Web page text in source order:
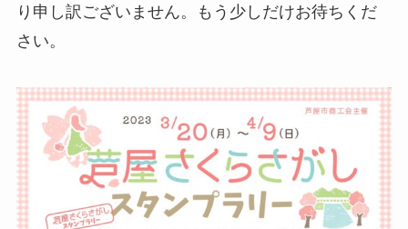
り申し訳ございません。もう少しだけお待ちくだ
さい。